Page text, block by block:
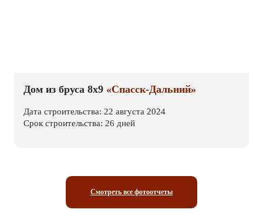
Дом из бруса 8х9 «Спасск-Дальний»
Дата строительства: 22 августа 2024
Срок строительства: 26 дней
Смотреть все фотоотчеты